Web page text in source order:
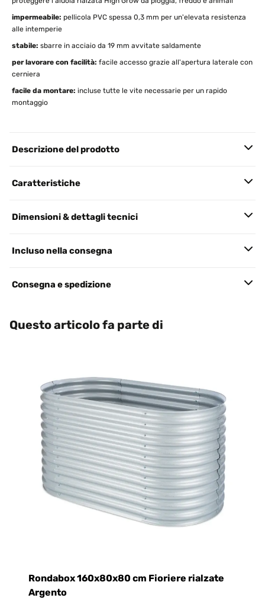
impermeabile: pellicola PVC spessa 0,3 mm per un'elevata resistenza
alle intemperie
stabile: sbarre in acciaio da 19 mm avvitate saldamente
per lavorare con facilità: facile accesso grazie all'apertura laterale con
cerniera
facile da montare: incluse tutte le vite necessarie per un rapido
montaggio
Descrizione del prodotto
Caratteristiche
Dimensioni & dettagli tecnici
Incluso nella consegna
Consegna e spedizione
Questo articolo fa parte di
Rondabox 160x80x80 cm Fioriere rialzate
Argento